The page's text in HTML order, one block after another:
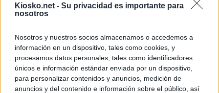
Kiosko.net - Su privacidad es importante para
nosotros
Nosotros y nuestros socios almacenamos o accedemos a
información en un dispositivo, tales como cookies, y
procesamos datos personales, tales como identificadores
únicos e información estándar enviada por un dispositivo,
para personalizar contenidos y anuncios, medición de
anuncios y del contenido e información sobre el público, así